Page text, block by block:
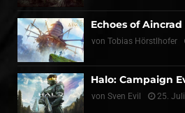
Echoes of
von Tobias Hörstlhofer
Halo: Campaign
von Sven Evil 25.